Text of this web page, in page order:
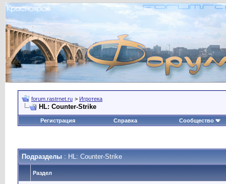
forum.rastrnet.ru > Игротека
HL: Counter-Strike
Регистрация Справка Сообщество
Подразделы : HL: Counter-Strike
Раздел